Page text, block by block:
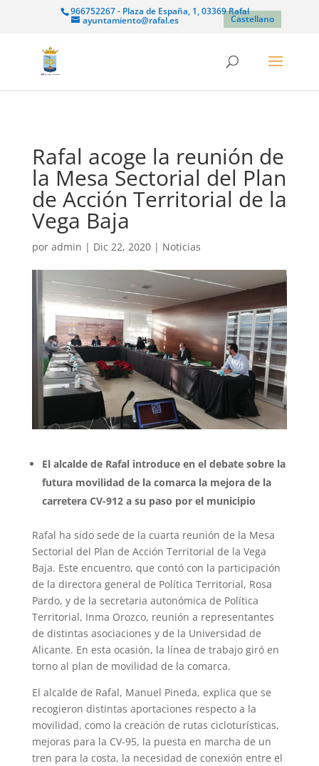
966752267 - Plaza de España, 1, 03369 Rafal
ayuntamiento@rafal.es Castellano
Rafal acoge la reunión de
la Mesa Sectorial del Plan
de Acción Territorial de la
Vega Baja
por admin | Dic 22, 2020| Noticias
El alcalde de Rafal introduce en el debate sobre la
futura movilidad de la comarca la mejora de la
carretera CV-912 a su paso por el municipio
Rafal ha sido sede de la cuarta reunión de la Mesa
Sectorial del Plan de Acción Territorial de la Vega
Baja. Este encuentro, que contó con la participación
de la directora general de Política Territorial, Rosa
Pardo, y de la secretaria autonómica de Política
Territorial, Inma Orozco, reunión a representantes
de distintas asociaciones y de la Universidad de
Alicante. En esta ocasión, la línea de trabajo giró en
torno al plan de movilidad de la comarca.
El alcalde de Rafal, Manuel Pineda, explica que se
recogieron distintas aportaciones respecto a la
movilidad, como la creación de rutas cicloturísticas,
mejoras para la CV-95, la puesta en marcha de un
tren para la costa, la necesidad de conexión entre el